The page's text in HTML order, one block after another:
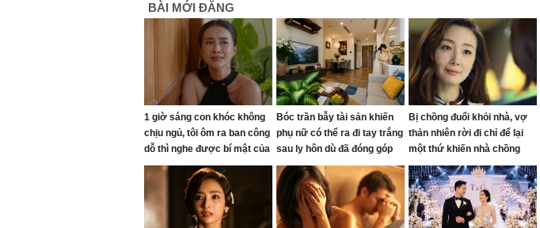
BÀI MỚI ĐĂNG
1 giờ sáng con khóc không
chịu ngủ, tôi ôm ra ban công
dỗ thì nghe được bí mật của
chồng
Bóc trần bẫy tài sản khiến
phụ nữ có thể ra đi tay trắng
sau ly hôn dù đã đóng góp
rất nhiều
Bị chồng đuổi khỏi nhà, vợ
thản nhiên rời đi chỉ để lại
một thứ khiến nhà chồng
năn nỉ quay về